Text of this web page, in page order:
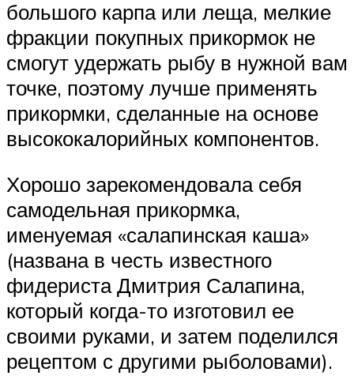
большого карпа или леща, мелкие
фракции покупных прикормок не
смогут удержать рыбу в нужной вам
точке, поэтому лучше применять
прикормки, сделанные на основе
высококалорийных компонентов.
Хорошо зарекомендовала себя
самодельная прикормка,
именуемая «салапинская каша»
(названа в честь известного
фидериста Дмитрия Салапина,
который когда-то изготовил ее
своими руками, и затем поделился
рецептом с другими рыболовами).